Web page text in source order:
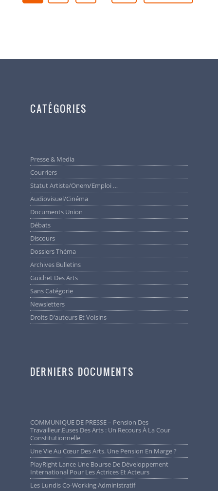
CATÉGORIES
Presse & Media
Courriers
Statut Artiste/Onem/Emploi …
Audiovisuel/cinéma
Documents Union
Débats
Discours
Dossiers Théma
Archives Bulletins
Guichet Des Arts
Sans Catégorie
Newsletters
Droits D'auteurs Et Voisins
DERNIERS DOCUMENTS
COMMUNIQUE DE PRESSE – Pension Des
Travailleur.euses Des Arts : Un Recours À La Cour
Constitutionnelle
Une Vie Au Cœur Des Arts. Une Pension En Marge ?
PlayRight Lance Une Bourse De Développement
International Pour Les Actrices Et Acteurs
Les Lundis Co-Working Administratif